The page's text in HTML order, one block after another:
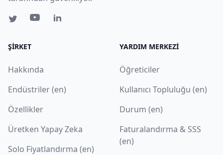
ŞIRKET
Hakkında
Endüstriler (en)
Özellikler
Üretken Yapay Zeka
Solo Fiyatlandırma (en)
YARDIM MERKEZI
Öğreticiler
Kullanıcı Topluluğu (en)
Durum (en)
Faturalandırma & SSS
(en)